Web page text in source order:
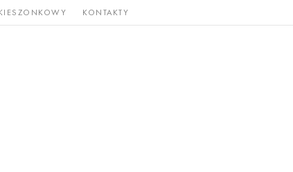
KONTAKTY
Rzadkie i Brąz,